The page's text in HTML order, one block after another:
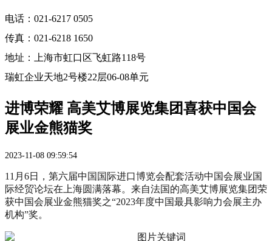
电话：021-6217 0505
传真：021-6218 1650
地址：上海市虹口区飞虹路118号
瑞虹企业天地2号楼22层06-08单元
进博荣耀 高美艾博展览集团喜获中国会
展业金熊猫奖
2023-11-08 09:59:54
11月6日，第六届中国国际进口博览会配套活动中国会展业国
际经贸论坛在上海圆满落幕。来自法国的高美艾博展览集团荣
获中国会展业金熊猫奖之“2023年度中国最具影响力会展主办
机构”奖。